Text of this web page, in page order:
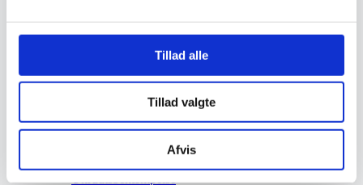
Tillad alle
Tillad valgte
Afvis
Vejskilte
Sundhedsmiljø
Luftrenser
Ozonmaskiner
Trafiksikkerhed
Trafikspejle
Vejbump
Vejmarkering